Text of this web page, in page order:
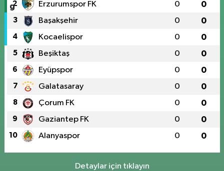
2 Erzurumspor FK 0 0
3 Başakşehir 0 0
4 Kocaelispor 0 0
5 Beşiktaş 0 0
6 Eyüpspor 0 0
7 Galatasaray 0 0
8 Çorum FK 0 0
9 Gaziantep FK 0 0
10 Alanyaspor 0 0
Detaylar için tıklayın